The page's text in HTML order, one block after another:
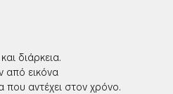
διάρκεια.
από εικόνα
που αντέχει στον χρόνο.